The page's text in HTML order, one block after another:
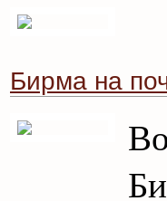
Бирма на